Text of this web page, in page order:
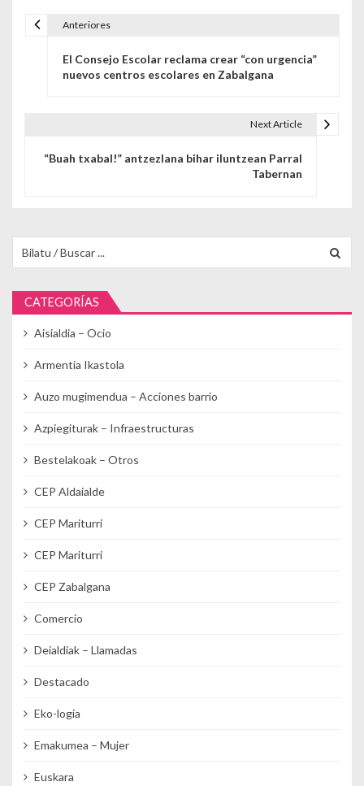
Anteriores
El Consejo Escolar reclama crear “con urgencia”
nuevos centros escolares en Zabalgana
Next Article
“Buah txabal!” antzezlana bihar iluntzean Parral
Tabernan
CATEGORÍAS
Aisialdia – Ocio
Armentia Ikastola
Auzo mugimendua – Acciones barrio
Azpiegiturak – Infraestructuras
Bestelakoak – Otros
CEP Aldaialde
CEP Mariturri
CEP Mariturri
CEP Zabalgana
Comercio
Deialdiak – Llamadas
Destacado
Eko-logia
Emakumea – Mujer
Euskara